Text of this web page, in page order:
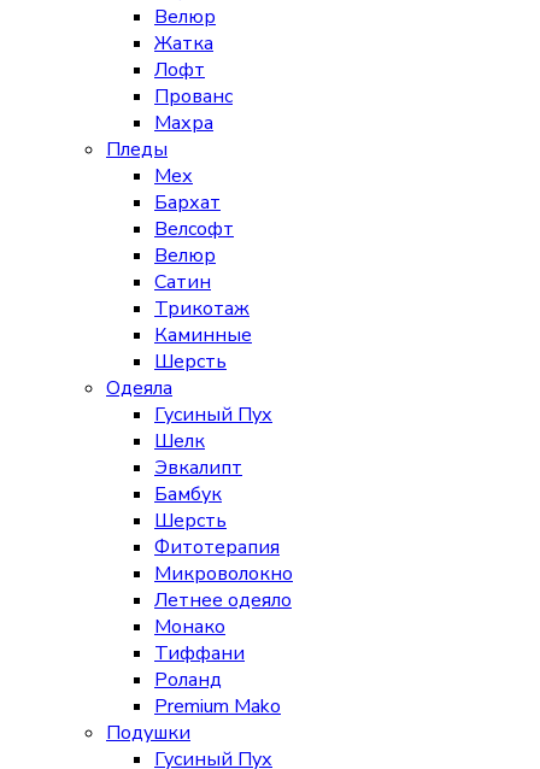
Велюр
Жатка
Лофт
Прованс
Махра
Пледы
Мех
Бархат
Велсофт
Велюр
Сатин
Трикотаж
Каминные
Шерсть
Одеяла
Гусиный Пух
Шелк
Эвкалипт
Бамбук
Шерсть
Фитотерапия
Микроволокно
Летнее одеяло
Монако
Тиффани
Роланд
Premium Mako
Подушки
Гусиный Пух